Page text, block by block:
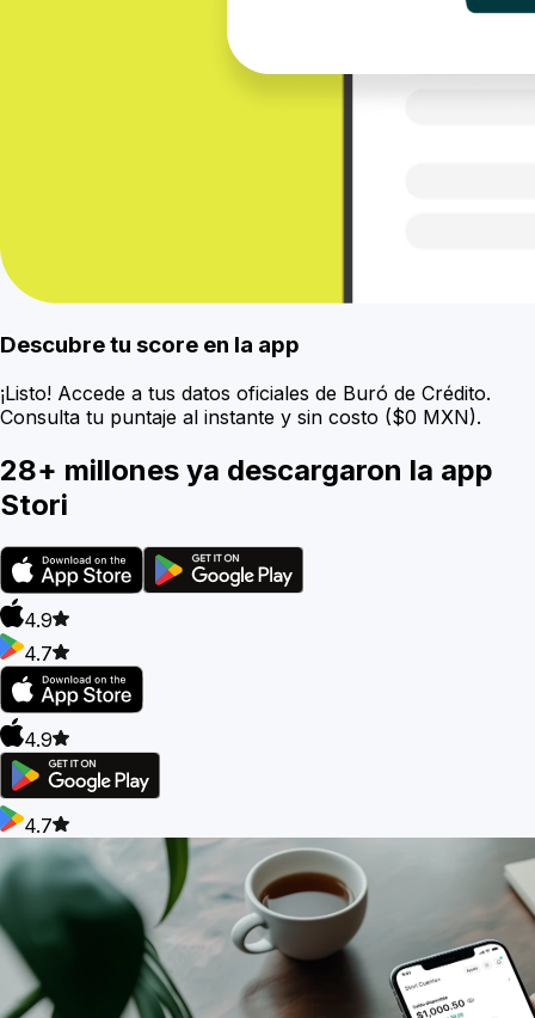
Descubre tu score en la app
¡Listo! Accede a tus datos oficiales de Buró de Crédito.
Consulta tu puntaje al instante y sin costo ($0 MXN).
28+ millones ya descargaron la app
Stori
4.9
4.7
4.9
4.7